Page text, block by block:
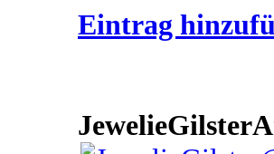
Eintrag